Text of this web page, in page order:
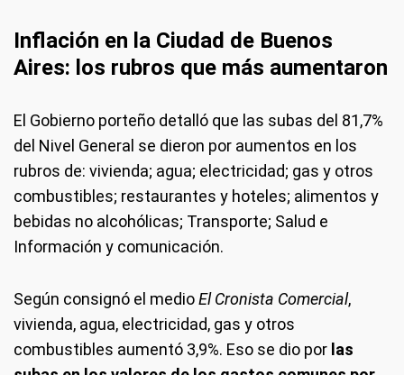
Inflación en la Ciudad de Buenos
Aires: los rubros que más aumentaron
El Gobierno porteño detalló que las subas del 81,7%
del Nivel General se dieron por aumentos en los
rubros de: vivienda; agua; electricidad; gas y otros
combustibles; restaurantes y hoteles; alimentos y
bebidas no alcohólicas; Transporte; Salud e
Información y comunicación.
Según consignó el medioEl Cronista Comercial,
vivienda, agua, electricidad, gas y otros
combustibles aumentó 3,9%. Eso se dio por las